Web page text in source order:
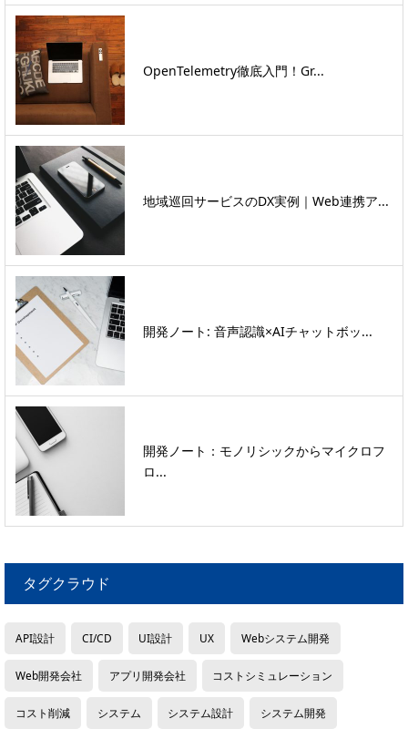
OpenTelemetry徹底入門！Gr...
地域巡回サービスのDX実例｜Web連携ア...
開発ノート: 音声認識×AIチャットボッ...
開発ノート：モノリシックからマイクロフ
ロ...
タグクラウド
API設計 CI/CD UI設計 UX Webシステム開発
Web開発会社 アプリ開発会社 コストシミュレーション
コスト削減 システム システム設計 システム開発